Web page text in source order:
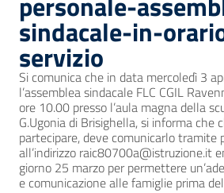
sindacale-in-
servizio
Si comunica che in data mercoledì 3
l’assemblea sindacale FLC CGIL
ore 10.00 presso l’aula magna della
G.Ugonia di Brisighella, si informa che
partecipare, deve comunicarlo
all’indirizzo raic80700a@istruzione.it
giorno 25 marzo per permettere
e comunicazione alle famiglie prima